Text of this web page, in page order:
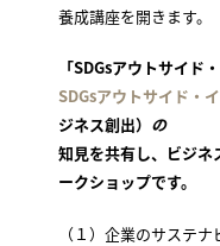
養成講座を開きます。
「SDGsアウトサイド
SDGsアウトサイド・
ジネス創出） の
知見を共有し、ビジネ
ークショップです。
（１）企業のサステ